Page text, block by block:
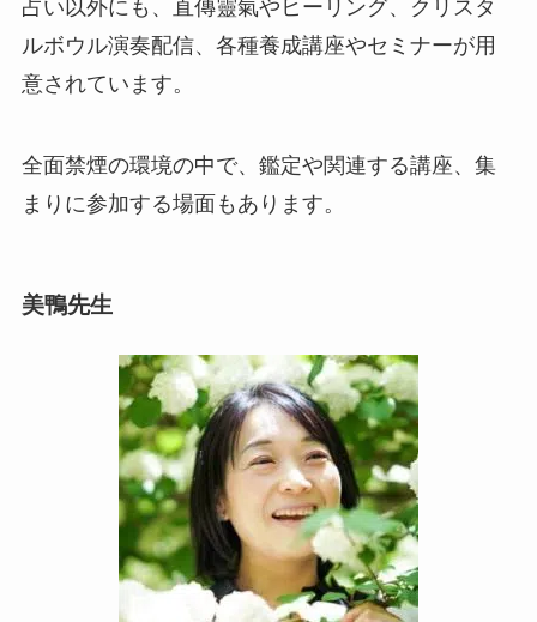
占い以外にも、直傳靈氣やヒーリング、クリスタ
ルボウル演奏配信、各種養成講座やセミナーが用
意されています。
全面禁煙の環境の中で、鑑定や関連する講座、集
まりに参加する場面もあります。
美鴨先生